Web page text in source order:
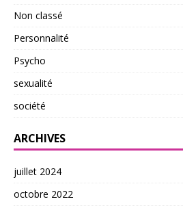
Non classé
Personnalité
Psycho
sexualité
société
ARCHIVES
juillet 2024
octobre 2022